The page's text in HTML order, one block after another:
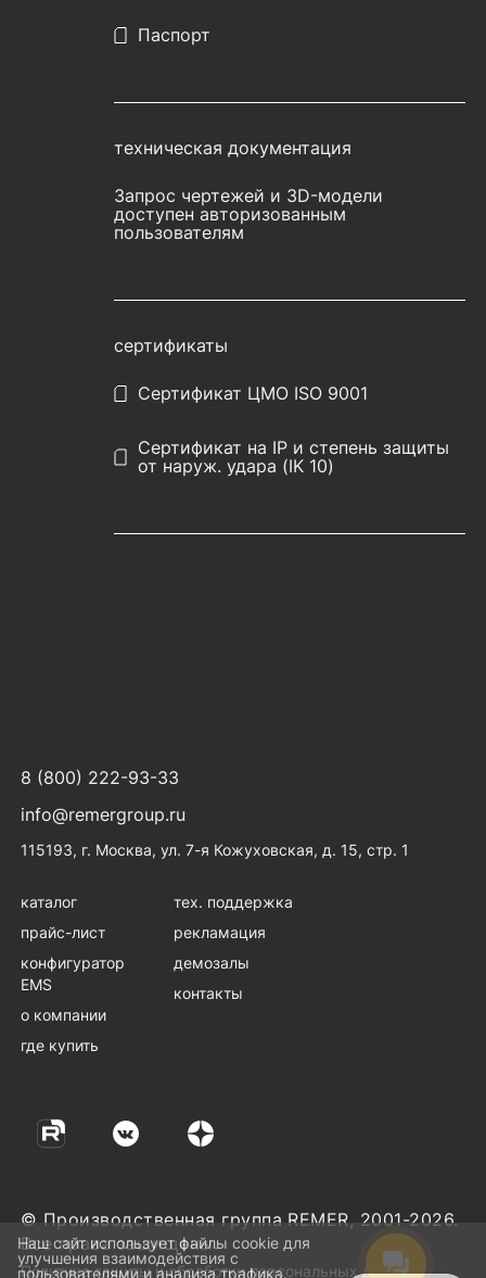
Паспорт
техническая документация
Запрос чертежей и 3D-модели
доступен авторизованным
пользователям
сертификаты
Сертификат ЦМО ISO 9001
Сертификат на IP и степень защиты
от наруж. удара (IK 10)
8 (800) 222-93-33
info@remergroup.ru
115193, г. Москва, ул. 7-я Кожуховская, д. 15, стр. 1
каталог
прайс-лист
конфигуратор
EMS
о компании
где купить
тех. поддержка
рекламация
демозалы
контакты
© Производственная группа REMER, 2001-2026.
Все права защищены.
Политика защиты и обработки персональных данных
Наш сайт использует файлы cookie для
улучшения взаимодействия с
пользователями и анализа трафика.